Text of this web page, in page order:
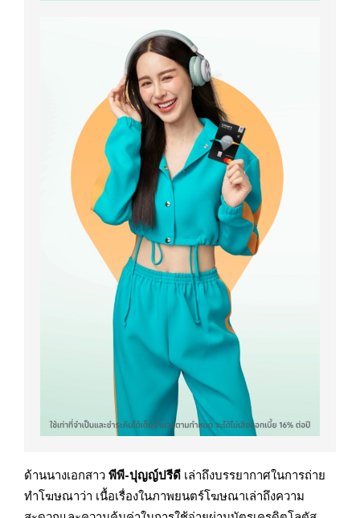
ด้านนางเอกสาว พีพี-ปุญญ์ปรีดี เล่าถึงบรรยากาศในการถ่าย
ทำโฆษณาว่า เนื้อเรื่องในภาพยนตร์โฆษณาเล่าถึงความ